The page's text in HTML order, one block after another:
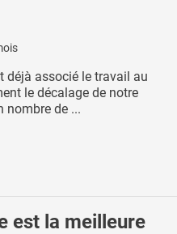
déjà associé le travail au
le décalage de notre
nombre de ...
est la meilleure